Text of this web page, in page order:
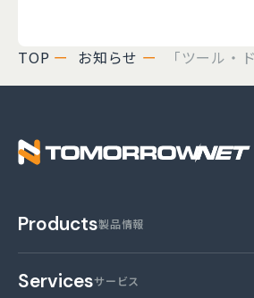
TOP お知らせ 「ツール・
Products製品情報
Servicesサービス